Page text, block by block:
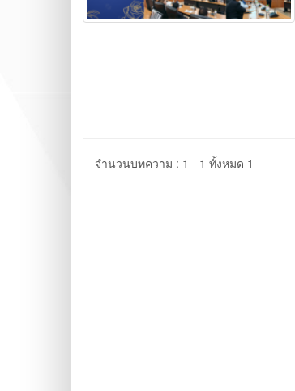
จำนวนบทความ : 1 - 1 ทั้งหมด 1